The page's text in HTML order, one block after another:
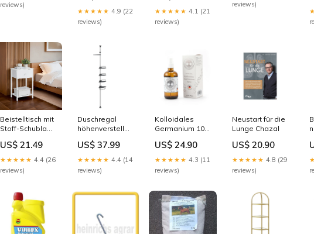
Pflanzenschutzspritzen
reviews)
★★★★★ 4.9 (22
reviews)
★★★★★ 4.1 (21
reviews)
Reparatur und
reviews)
Beistelltisch mit
Stoff-Schublade
schreibtische
US$ 21.49
★★★★★ 4.4 (26
reviews)
Duschregal
höhenverstellbar
Edelstah
silbern-schwarz
Farbe:Silber -
Schwarz
US$ 37.99
★★★★★ 4.4 (14
reviews)
Kolloidales
Germanium 100
US$ 24.90
★★★★★ 4.3 (11
reviews)
Neustart für die
Lunge Chazal
US$ 20.90
★★★★★ 4.8 (29
reviews)